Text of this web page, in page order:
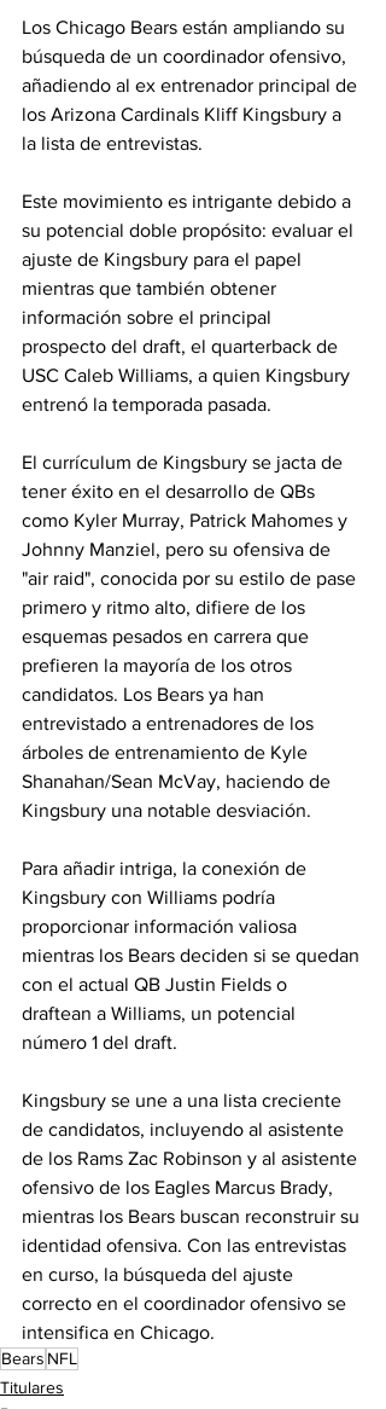
Los Chicago Bears están ampliando su
búsqueda de un coordinador ofensivo,
añadiendo al ex entrenador principal de
los Arizona Cardinals Kliff Kingsbury a
la lista de entrevistas.
Este movimiento es intrigante debido a
su potencial doble propósito: evaluar el
ajuste de Kingsbury para el papel
mientras que también obtener
información sobre el principal
prospecto del draft, el quarterback de
USC Caleb Williams, a quien Kingsbury
entrenó la temporada pasada.
El currículum de Kingsbury se jacta de
tener éxito en el desarrollo de QBs
como Kyler Murray, Patrick Mahomes y
Johnny Manziel, pero su ofensiva de
"air raid", conocida por su estilo de pase
primero y ritmo alto, difiere de los
esquemas pesados en carrera que
prefieren la mayoría de los otros
candidatos. Los Bears ya han
entrevistado a entrenadores de los
árboles de entrenamiento de Kyle
Shanahan/Sean McVay, haciendo de
Kingsbury una notable desviación.
Para añadir intriga, la conexión de
Kingsbury con Williams podría
proporcionar información valiosa
mientras los Bears deciden si se quedan
con el actual QB Justin Fields o
draftean a Williams, un potencial
número 1 del draft.
Kingsbury se une a una lista creciente
de candidatos, incluyendo al asistente
de los Rams Zac Robinson y al asistente
ofensivo de los Eagles Marcus Brady,
mientras los Bears buscan reconstruir su
identidad ofensiva. Con las entrevistas
en curso, la búsqueda del ajuste
correcto en el coordinador ofensivo se
intensifica en Chicago.
Bears NFL
Titulares